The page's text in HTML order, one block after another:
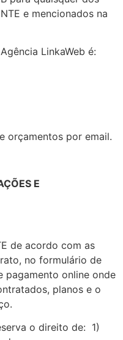
e mencionados na
LinkaWeb é:
orçamentos por email.
E
de acordo com as
no formulário de
pagamento online onde
planos e o
o direito de: 1)